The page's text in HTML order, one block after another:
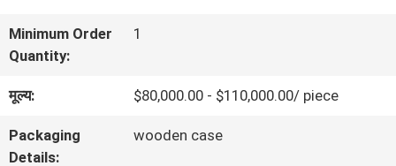
हमारे
बारे
में
Minimum Order
Quantity:
1
मूल्य: $80,000.00 - $110,000.00/ piece
Packaging
Details:
wooden case